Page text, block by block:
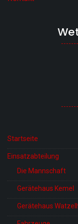
Startseite
Einsatzabteilung
Die Mannschaft
Gerätehaus Kemel
Gerätehaus